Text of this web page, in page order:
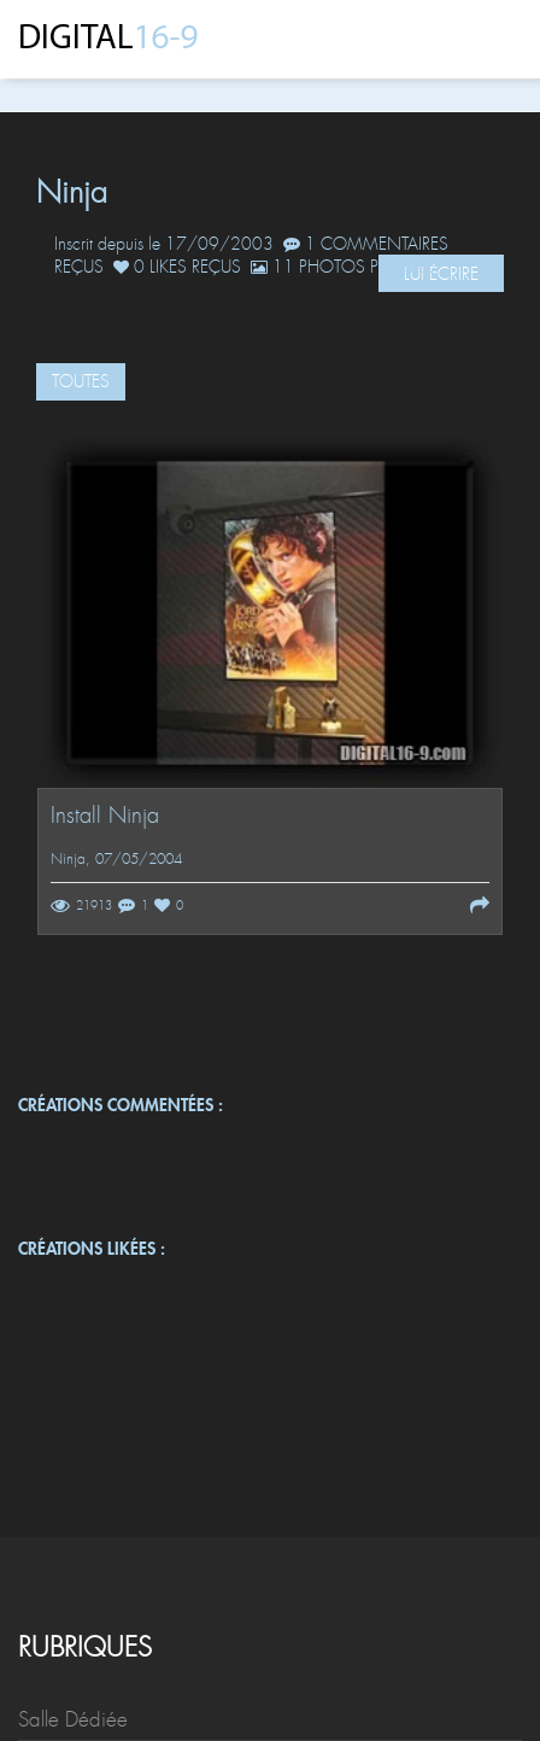
Ninja
Inscrit depuis le 17/09/2003
1 COMMENTAIRES
REÇUS
0 LIKES REÇUS 11 PHOTOS POSTÉESLUI ÉCRIRE
TOUTES
Install Ninja
Ninja, 07/05/2004
21913 1 0
CRÉATIONS COMMENTÉES :
CRÉATIONS LIKÉES :
RUBRIQUES
Salle Dédiée